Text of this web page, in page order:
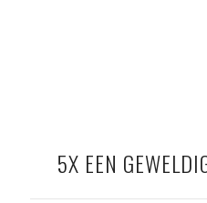
5X EEN